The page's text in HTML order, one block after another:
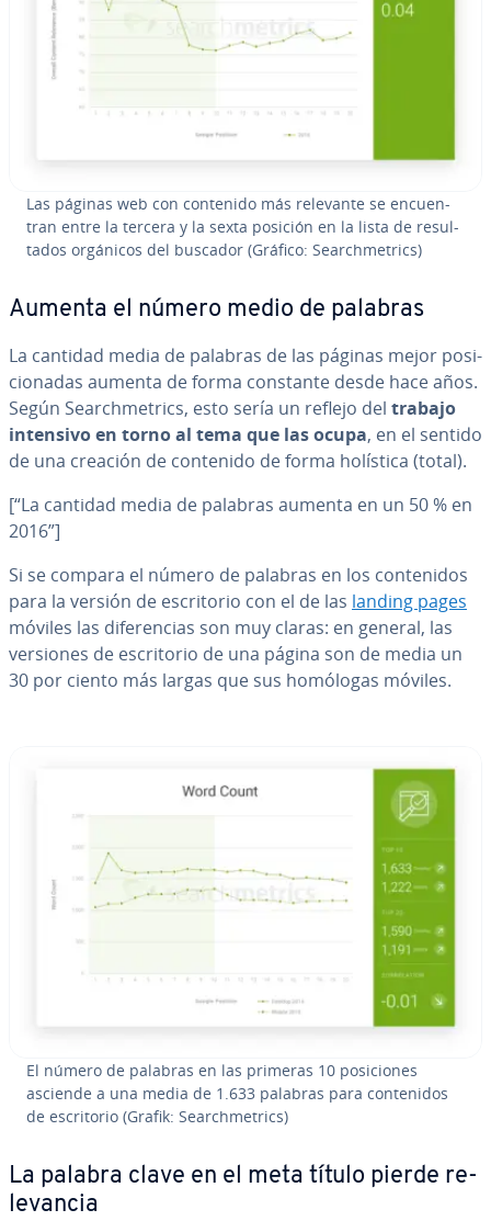
Las páginas web con contenido más relevante se en­cue­n­
tran entre la tercera y la sexta posición en la lista de re­su­l­
ta­dos orgánicos del buscador (Gráfico: Sea­r­ch­me­tri­cs)
Aumenta el número medio de palabras
La cantidad media de palabras de las páginas mejor po­si­
cio­na­das aumenta de forma constante desde hace años.
Según Sea­r­ch­me­tri­cs, esto sería un reflejo del trabajo
intensivo en torno al tema que las ocupa, en el sentido
de una creación de contenido de forma holística (total).
[“La cantidad media de palabras aumenta en un 50 % en
2016”]
Si se compara el número de palabras en los co­n­te­ni­dos
para la versión de es­cri­to­rio con el de las landing pages
móviles las di­fe­re­n­cias son muy claras: en general, las
versiones de es­cri­to­rio de una página son de media un
30 por ciento más largas que sus homólogas móviles.
El número de palabras en las primeras 10 po­si­cio­nes
asciende a una media de 1.633 palabras para co­n­te­ni­dos
de es­cri­to­rio (Grafik: Sea­r­ch­me­tri­cs)
La palabra clave en el meta título pierde re­
le­va­n­cia